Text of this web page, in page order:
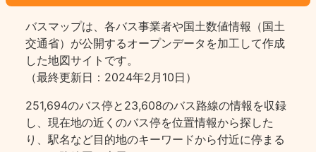
バスマップは、各バス事業者や国土数値情報（国土
交通省）が公開するオープンデータを加工して作成
した地図サイトです。
（最終更新日：2024年2月10日）
251,694のバス停と23,608のバス路線の情報を収録
し、現在地の近くのバス停を位置情報から探した
り、駅名など目的地のキーワードから付近に停まる